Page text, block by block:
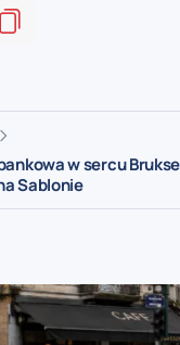
w sercu
Sablonie